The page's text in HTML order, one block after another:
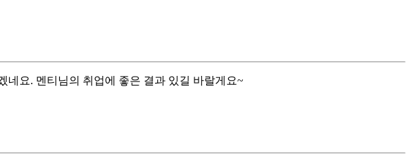
네요. 멘티님의 취업에 좋은 결과 있길 바랄게요~